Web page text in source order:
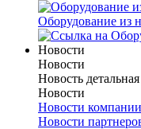
Оборудование из
Новости
Новости
Новость детальная
Новости
Новости компании
Новости